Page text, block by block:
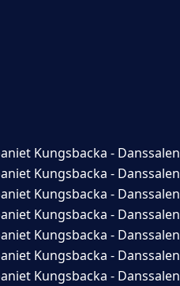
Kungsbacka - Danssalen
Kungsbacka - Danssalen
Kungsbacka - Danssalen
Kungsbacka - Danssalen
Kungsbacka - Danssalen
Kungsbacka - Danssalen
Kungsbacka - Danssalen